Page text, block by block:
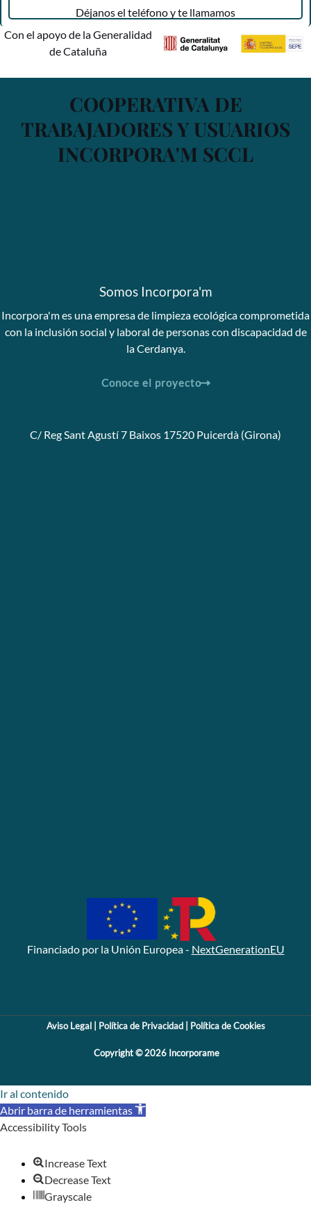
Déjanos el teléfono y te llamamos
Con el apoyo de la Generalidad
de Cataluña
COOPERATIVA DE
TRABAJADORES Y USUARIOS
INCORPORA'M SCCL
Somos Incorpora'm
Incorpora'm es una empresa de limpieza ecológica comprometida
con la inclusión social y laboral de personas con discapacidad de
la Cerdanya.
Conoce el proyecto
C/ Reg Sant Agustí 7 Baixos 17520 Puicerdà (Girona)
Financiado por la Unión Europea - NextGenerationEU
Aviso Legal| Política de Privacidad Política de Cookies
Copyright © 2026 Incorporame
Ir al contenido
Abrir barra de herramientas
Accessibility Tools
Increase Text
Decrease Text
Grayscale